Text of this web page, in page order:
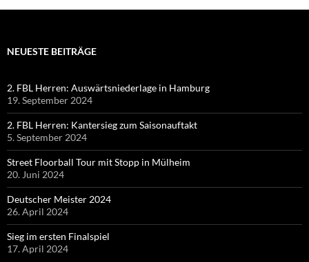
NEUESTE BEITRÄGE
2. FBL Herren: Auswärtsniederlage in Hamburg
19. September 2024
2. FBL Herren: Kantersieg zum Saisonauftakt
5. September 2024
Street Floorball Tour mit Stopp in Mülheim
20. Juni 2024
Deutscher Meister 2024
26. April 2024
Sieg im ersten Finalspiel
17. April 2024